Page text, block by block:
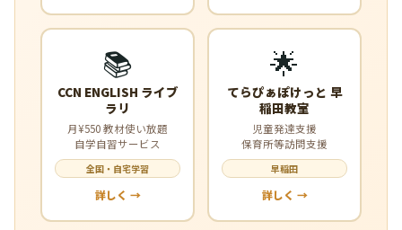
📚
CCN ENGLISH ライブ
ラリ
月¥550 教材使い放題
自学自習サービス
全国・自宅学習
詳しく →
🌟
てらぴぁぽけっと 早
稲田教室
児童発達支援
保育所等訪問支援
早稲田
詳しく →